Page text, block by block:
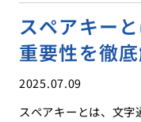
スペアキー
重要性を徹
2025.07.09
スペアキーとは、文字